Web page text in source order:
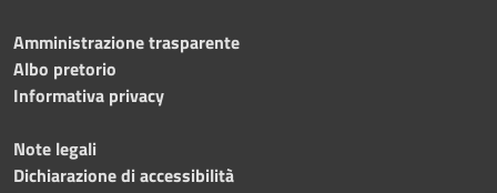
Amministrazione trasparente
Albo pretorio
Informativa privacy
Note legali
Dichiarazione di accessibilità